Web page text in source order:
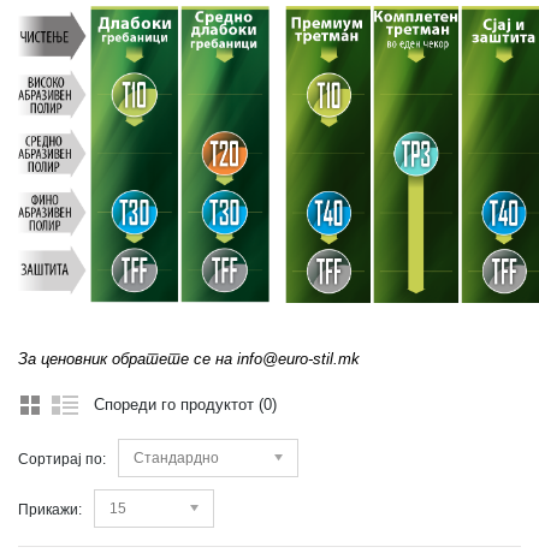
За ценовник обратете се на info@euro-stil.mk
Спореди го продуктот (0)
Сортирај по: Стандардно
Прикажи: 15